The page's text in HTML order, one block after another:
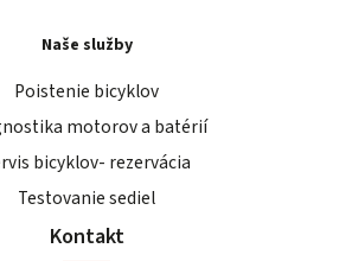
Naše služby
Poistenie bicyklov
motorov a batérií
bicyklov- rezervácia
Testovanie sediel
Kontakt